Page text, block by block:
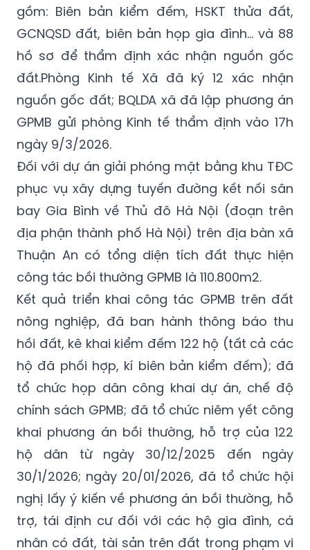
gồm: Biên bản kiểm đếm, HSKT thửa đất,
GCNQSD đất, biên bản họp gia đình... và 88
hồ sơ để thẩm định xác nhận nguồn gốc
đất.Phòng Kinh tế Xã đã ký 12 xác nhận
nguồn gốc đất; BQLDA xã đã lập phương án
GPMB gửi phòng Kinh tế thẩm định vào 17h
ngày 9/3/2026.
Đối với dự án giải phóng mặt bằng khu TĐC
phục vụ xây dựng tuyến đường kết nối sân
bay Gia Bình về Thủ đô Hà Nội (đoạn trên
địa phận thành phố Hà Nội) trên địa bàn xã
Thuận An có tổng diện tích đất thực hiện
công tác bồi thường GPMB là 110.800m2.
Kết quả triển khai công tác GPMB trên đất
nông nghiệp, đã ban hành thông báo thu
hồi đất, kê khai kiểm đếm 122 hộ (tất cả các
hộ đã phối hợp, kí biên bản kiểm đếm); đã
tổ chức họp dân công khai dự án, chế độ
chính sách GPMB; đã tổ chức niêm yết công
khai phương án bồi thường, hỗ trợ của 122
hộ dân từ ngày 30/12/2025 đến ngày
30/1/2026; ngày 20/01/2026, đã tổ chức hội
nghị lấy ý kiến về phương án bồi thường, hỗ
trợ, tái định cư đối với các hộ gia đình, cá
nhân có đất, tài sản trên đất trong phạm vi